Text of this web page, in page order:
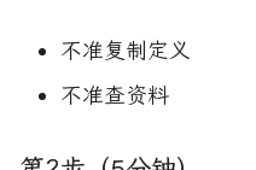
不准复制定义
不准查资料